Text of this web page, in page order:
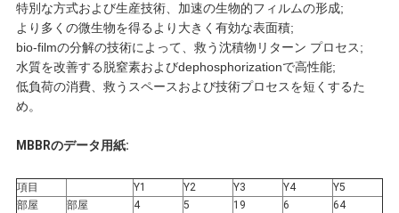
を
求
め
て
く
特別な方式および生産技術、加速の生物的フィルムの形成;
より多くの微生物を得るより大きく有効な表面積;
bio-filmの分解の技術によって、救う沈積物リターン プロセス;
水質を改善する脱窒素およびdephosphorizationで高性能;
低負荷の消費、救うスペースおよび技術プロセスを短くするた
め。
MBBRのデータ用紙:
項目 Y1 Y2 Y3 Y4
Y5
部屋
部屋 4 5 19 6
64